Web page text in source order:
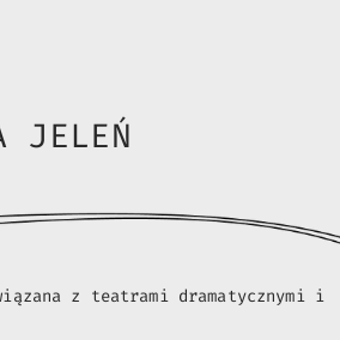
JELEŃ
z teatrami dramatycznymi i